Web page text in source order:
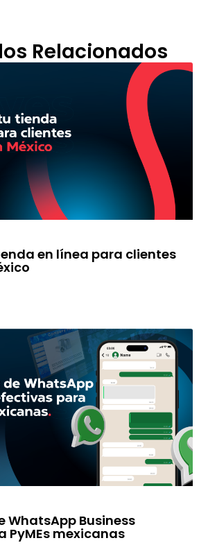
Relacionados
en línea para clientes
WhatsApp Business
PyMEs mexicanas